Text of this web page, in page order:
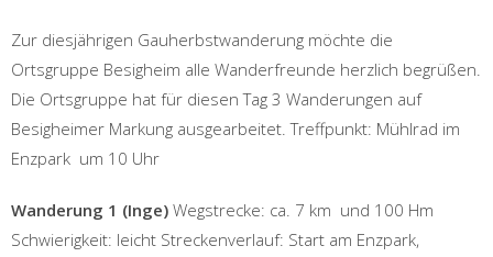
Zur diesjährigen Gauherbstwanderung möchte die
Ortsgruppe Besigheim alle Wanderfreunde herzlich begrüßen.
Die Ortsgruppe hat für diesen Tag 3 Wanderungen auf
Besigheimer Markung ausgearbeitet. Treffpunkt: Mühlrad im
Enzpark um 10 Uhr
Wanderung 1 (Inge) Wegstrecke: ca. 7 km und 100 Hm
Schwierigkeit: leicht Streckenverlauf: Start am Enzpark,